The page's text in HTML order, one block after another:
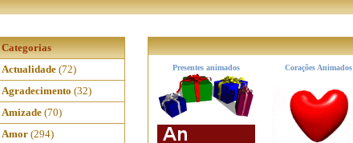
Categorias
Actualidade (72)
Agradecimento (32)
Amizade (70)
Amor (294)
Presentes animados Corações Animados